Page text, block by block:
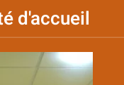
d'accueil